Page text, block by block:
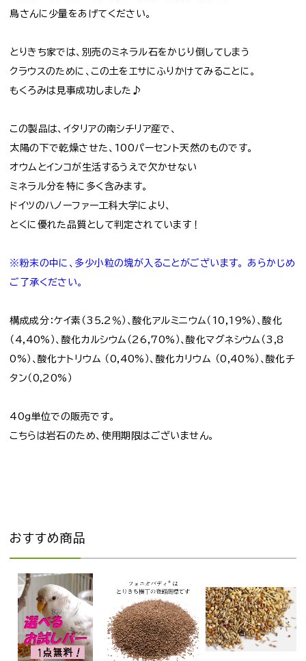
鳥さんに少量をあげてください。
とりきち家では、別売のミネラル石をかじり倒してしまう
クラウスのために、この土をエサにふりかけてみることに。
もくろみは見事成功しました♪
この製品は、イタリアの南シチリア産で、
太陽の下で乾燥させた、100パーセント天然のものです。
オウムとインコが生活するうえで欠かせない
ミネラル分を特に多く含みます。
ドイツのハノーファー工科大学により、
とくに優れた品質として判定されています！
※粉末の中に、多少小粒の塊が入ることがございます。
あらかじめ
ご了承ください。
構成成分：ケイ素（35.2％）、酸化アルミニウム（10,19%）、酸化
（4,40%）、酸化カルシウム（26,70%）、酸化マグネシウム（3,8
0%）、酸化ナトリウム （0,40%）、酸化カリウム （0,40%）、酸化チ
タン（0,20%）
40g単位での販売です。
こちらは岩石のため、使用期限はございません。
おすすめ商品